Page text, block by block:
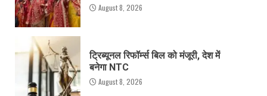
August 8, 2026
ट्रिब्यूनल रिफॉर्म्स बिल को मंजूरी, देश में
बनेगा NTC
August 8, 2026